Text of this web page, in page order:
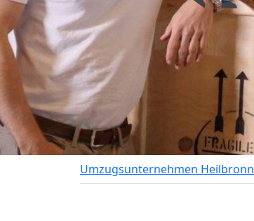
Umzugsunternehmen Heilbronn